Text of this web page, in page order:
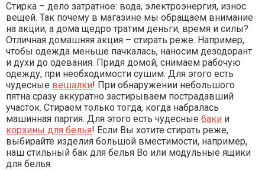
Стирка – дело затратное: вода, электроэнергия, износ
вещей. Так почему в магазине мы обращаем внимание
на акции, а дома щедро тратим деньги, время и силы?
Отличная домашняя акция – стирать реже. Например,
чтобы одежда меньше пачкалась, наносим дезодорант
и духи до одевания. Придя домой, снимаем рабочую
одежду, при необходимости сушим. Для этого есть
чудесные вешалки! При обнаружении небольшого
пятна сразу аккуратно застирываем пострадавший
участок. Стираем только тогда, когда набралась
машинная партия. Для этого есть чудесные баки и
корзины для белья! Если Вы хотите стирать реже,
выбирайте изделия большой вместимости, например,
наш стильный бак для белья Bo или модульные ящики
для белья.